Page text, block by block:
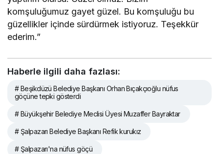
komşuluğumuz gayet güzel. Bu komşuluğu bu
güzellikler içinde sürdürmek istiyoruz. Teşekkür
ederim.”
Haberle ilgili daha fazlası:
# Beşikdüzü Belediye Başkanı Orhan Bıçakçıoğlu nüfus
göçüne tepki gösterdi
# Büyükşehir Belediye Meclisi Üyesi Muzaffer Bayraktar
# Şalpazarı Belediye Başkanı Refik kurukız
# Şalpazarı'na nüfus göçü